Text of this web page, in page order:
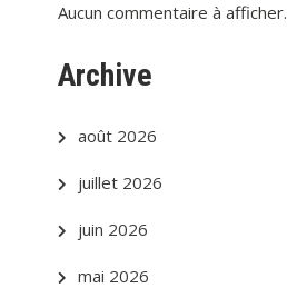
Aucun commentaire à afficher.
Archive
août 2026
juillet 2026
juin 2026
mai 2026